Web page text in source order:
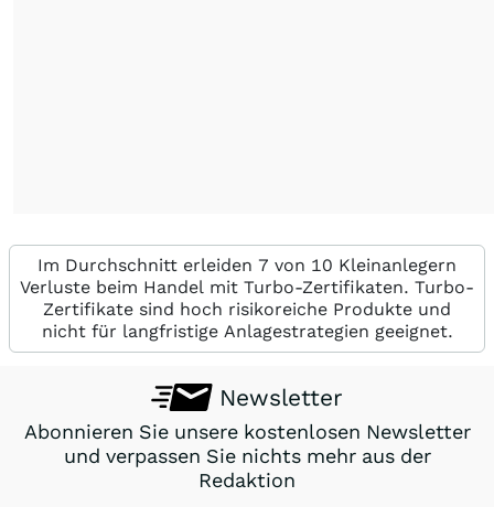
Im Durchschnitt erleiden 7 von 10 Kleinanlegern
Verluste beim Handel mit Turbo-Zertifikaten. Turbo-
Zertifikate sind hoch risikoreiche Produkte und
nicht für langfristige Anlagestrategien geeignet.
Newsletter
Abonnieren Sie unsere kostenlosen Newsletter
und verpassen Sie nichts mehr aus der
Redaktion